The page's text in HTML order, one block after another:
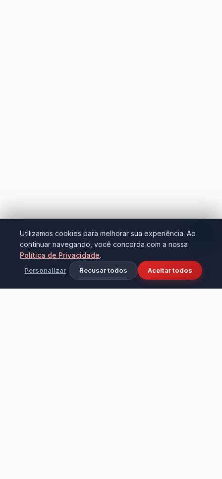
Utilizamos cookies para melhorar sua experiência. Ao
continuar navegando, você concorda com a nossa
Política de Privacidade.
Personalizar Recusar todos Aceitar todos